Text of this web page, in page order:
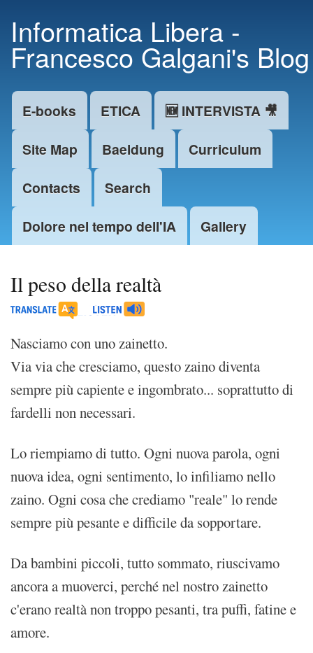
main
content
Informatica Libera -
Francesco Galgani's Blog
Main menu
E-books ETICA
🆕 INTERVISTA 🎥
Site Map
Baeldung
Curriculum
Contacts
Search
Dolore nel tempo dell'IA
Gallery
Il peso della realtà
Nasciamo con uno zainetto.
Via via che cresciamo, questo zaino diventa
sempre più capiente e ingombrato... soprattutto di
fardelli non necessari.
Lo riempiamo di tutto. Ogni nuova parola, ogni
nuova idea, ogni sentimento, lo infiliamo nello
zaino. Ogni cosa che crediamo "reale" lo rende
sempre più pesante e difficile da sopportare.
Da bambini piccoli, tutto sommato, riuscivamo
ancora a muoverci, perché nel nostro zainetto
c'erano realtà non troppo pesanti, tra puffi, fatine e
amore.